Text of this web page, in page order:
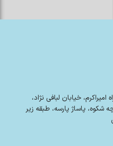
خیابان لبافی نژاد،
شکوه، پاساژ پارسه، طبقه زیر